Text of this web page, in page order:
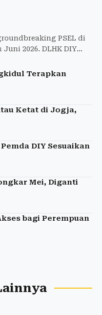
PSEL di
2026. DLHK DIY
Terapkan
Ketat di Jogja,
DIY Sesuaikan
Mei, Diganti
bagi Perempuan